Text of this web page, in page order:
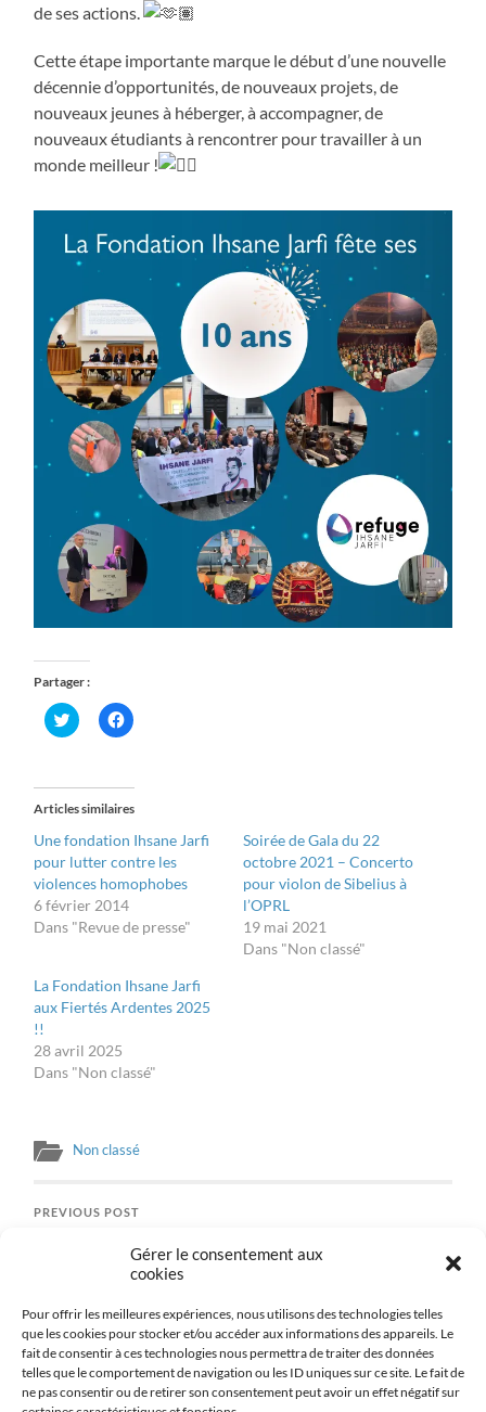
Gérer le consentement aux
cookies
Pour offrir les meilleures expériences, nous utilisons des technologies telles
que les cookies pour stocker et/ou accéder aux informations des appareils. Le
fait de consentir à ces technologies nous permettra de traiter des données
telles que le comportement de navigation ou les ID uniques sur ce site. Le fait de
ne pas consentir ou de retirer son consentement peut avoir un effet négatif sur
de ses actions.
Cette étape importante marque le début d’une nouvelle
décennie d’opportunités, de nouveaux projets, de
nouveaux jeunes à héberger, à accompagner, de
nouveaux étudiants à rencontrer pour travailler à un
monde meilleur !
Partager :
Cliquez
pour
dans
une
nouvelle
Cliquez
pour
dans
nouvelle
Articles similaires
Une fondation Ihsane Jarfi
pour lutter contre les
violences homophobes
6 février 2014
Dans "Revue de presse"
Soirée de Gala du 22
octobre 2021 – Concerto
pour violon de Sibelius à
l’OPRL
19 mai 2021
Dans "Non classé"
La Fondation Ihsane Jarfi
aux Fiertés Ardentes 2025
!!
28 avril 2025
Dans "Non classé"
Non classé
PREVIOUS POST
web: Quel impact? »
NEXT POST
Présentation de la Fondation Ihsane Jarfi dans le podcast
Trans-Istor